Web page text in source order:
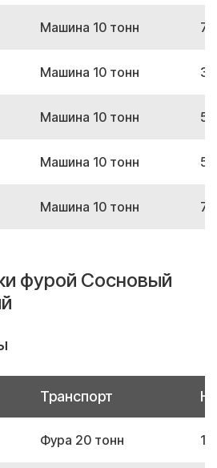
Машина 10 тонн
Машина 10 тонн
Машина 10 тонн
Машина 10 тонн
Машина 10 тонн
фурой Сосновый
Транспорт
Фура 20 тонн